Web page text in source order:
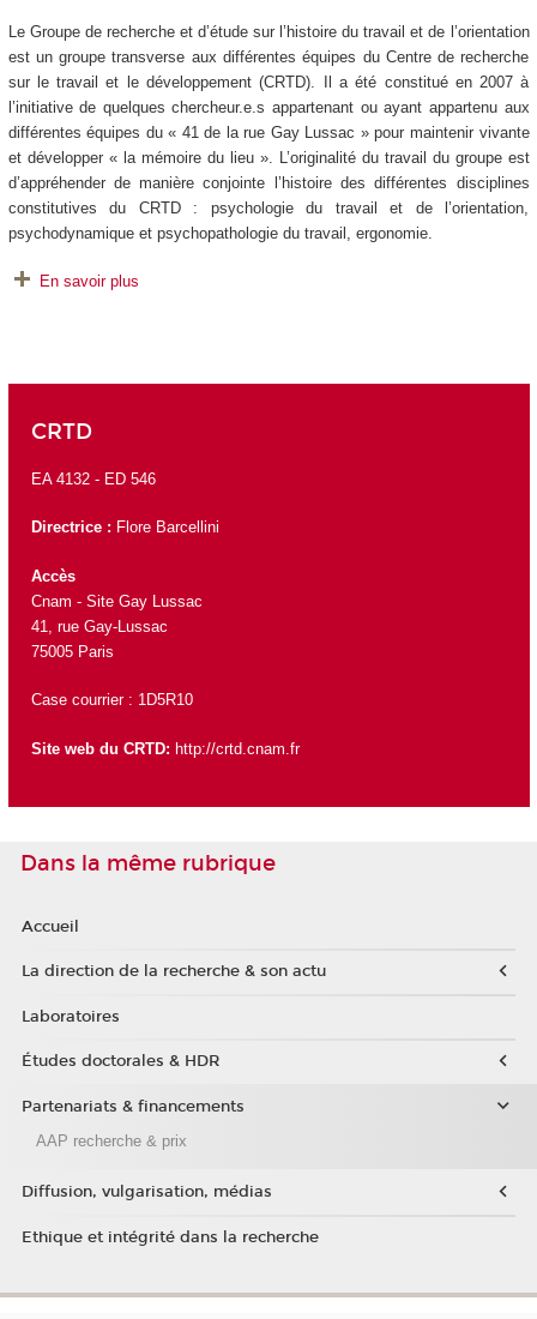
Le Groupe de recherche et d’étude sur l’histoire du travail et de l’orientation
est un groupe transverse aux différentes équipes du Centre de recherche
sur le travail et le développement (CRTD). Il a été constitué en 2007 à
l’initiative de quelques chercheur.e.s appartenant ou ayant appartenu aux
différentes équipes du « 41 de la rue Gay Lussac » pour maintenir vivante
et développer « la mémoire du lieu ». L’originalité du travail du groupe est
d’appréhender de manière conjointe l’histoire des différentes disciplines
constitutives du CRTD : psychologie du travail et de l’orientation,
psychodynamique et psychopathologie du travail, ergonomie.
En savoir plus
CRTD
EA 4132 - ED 546
Directrice : Flore Barcellini
Accès
Cnam - Site Gay Lussac
41, rue Gay-Lussac
75005 Paris
Case courrier : 1D5R10
Site web du CRTD: http://crtd.cnam.fr
Dans la même rubrique
Accueil
La direction de la recherche & son actu
Laboratoires
Études doctorales & HDR
Partenariats & financements
AAP recherche & prix
Diffusion, vulgarisation, médias
Ethique et intégrité dans la recherche